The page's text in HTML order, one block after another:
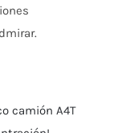
camión A4T